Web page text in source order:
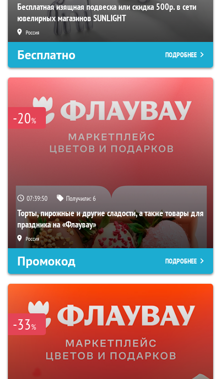
Бесплатная изящная подвеска или скидка 500р. в сети
ювелирных магазинов SUNLIGHT
Россия
Бесплатно ПОДРОБНЕЕ
-20%
07:39:49 Получили:6
Торты, пирожные и другие сладости, а также товары для
праздника на «Флаувау»
Россия
Промокод ПОДРОБНЕЕ
-33%